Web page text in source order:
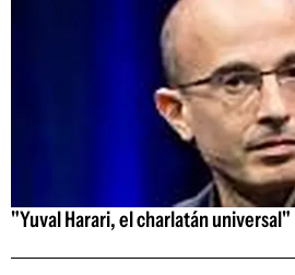
"Yuval Harari, el charlatán universal"